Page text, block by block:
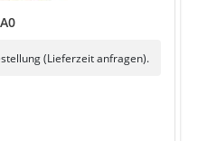
(Lieferzeit anfragen).